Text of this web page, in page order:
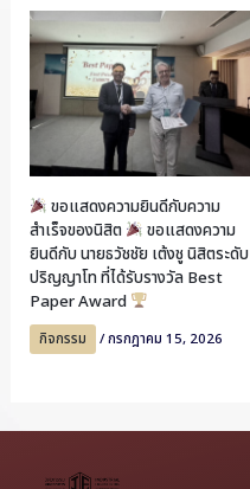
ขอแสดงความยินดีกับความ
สำเร็จของนิสิต
ขอแสดงความ
ยินดีกับ นายธวัชชัย เต้งชู นิสิตระดับ
ปริญญาโท ที่ได้รับรางวัล Best
Paper Award
กิจกรรม /กรกฎาคม 15, 2026